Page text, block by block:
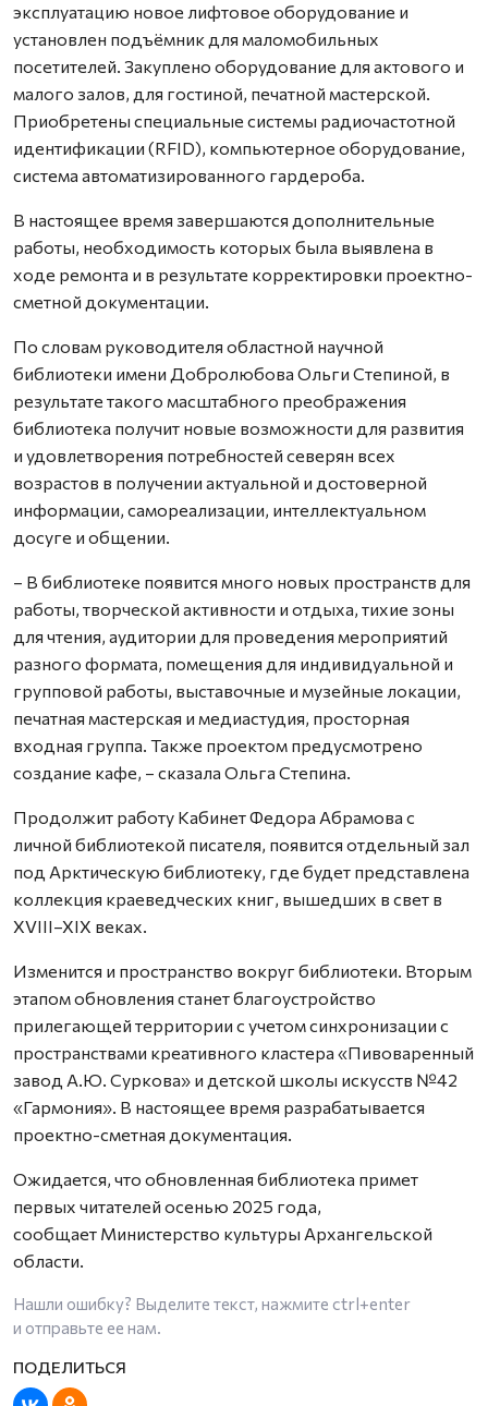
эксплуатацию новое лифтовое оборудование и
установлен подъёмник для маломобильных
посетителей. Закуплено оборудование для актового и
малого залов, для гостиной, печатной мастерской.
Приобретены специальные системы радиочастотной
идентификации (RFID), компьютерное оборудование,
система автоматизированного гардероба.
В настоящее время завершаются дополнительные
работы, необходимость которых была выявлена в
ходе ремонта и в результате корректировки проектно-
сметной документации.
По словам руководителя областной научной
библиотеки имени Добролюбова Ольги Степиной, в
результате такого масштабного преображения
библиотека получит новые возможности для развития
и удовлетворения потребностей северян всех
возрастов в получении актуальной и достоверной
информации, самореализации, интеллектуальном
досуге и общении.
– В библиотеке появится много новых пространств для
работы, творческой активности и отдыха, тихие зоны
для чтения, аудитории для проведения мероприятий
разного формата, помещения для индивидуальной и
групповой работы, выставочные и музейные локации,
печатная мастерская и медиастудия, просторная
входная группа. Также проектом предусмотрено
создание кафе, – сказала Ольга Степина.
Продолжит работу Кабинет Федора Абрамова с
личной библиотекой писателя, появится отдельный зал
под Арктическую библиотеку, где будет представлена
коллекция краеведческих книг, вышедших в свет в
XVIII–XIX веках.
Изменится и пространство вокруг библиотеки. Вторым
этапом обновления станет благоустройство
прилегающей территории с учетом синхронизации с
пространствами креативного кластера «Пивоваренный
завод А.Ю. Суркова» и детской школы искусств №42
«Гармония». В настоящее время разрабатывается
проектно-сметная документация.
Ожидается, что обновленная библиотека примет
первых читателей осенью 2025 года,
сообщает Министерство культуры Архангельской
области.
Нашли ошибку? Выделите текст, нажмите ctrl+enter
и отправьте ее нам.